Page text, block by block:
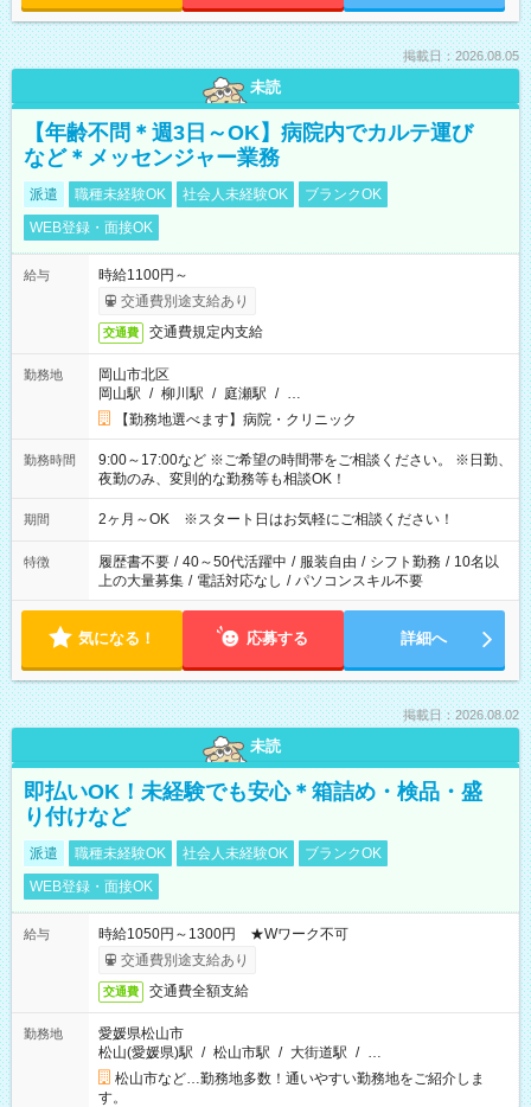
掲載日：2026.08.05
未読
【年齢不問＊週3日～OK】病院内でカルテ運び
など＊メッセンジャー業務
派遣 職種未経験OK 社会人未経験OK
ブランクOK
WEB登録・面接OK
給与
時給1100円～
交通費別途支給あり
交通費 交通費規定内支給
勤務地
岡山市北区
岡山駅 / 柳川駅 / 庭瀬駅 / …
【勤務地選べます】病院・クリニック
勤務時間
9:00～17:00など ※ご希望の時間帯をご相談ください。 ※日勤、
夜勤のみ、変則的な勤務等も相談OK！
期間 2ヶ月～OK ※スタート日はお気軽にご相談ください！
特徴 履歴書不要 / 40～50代活躍中 / 服装自由 / シフト勤務 / 10名以
上の大量募集 / 電話対応なし / パソコンスキル不要
気になる！ 応募する 詳細へ
掲載日：2026.08.02
未読
即払いOK！未経験でも安心＊箱詰め・検品・盛
り付けなど
派遣 職種未経験OK 社会人未経験OK
ブランクOK
WEB登録・面接OK
給与
時給1050円～1300円 ★Wワーク不可
交通費別途支給あり
交通費 交通費全額支給
勤務地
愛媛県松山市
松山(愛媛県)駅 / 松山市駅 / 大街道駅 / …
松山市など…勤務地多数！通いやすい勤務地をご紹介しま
す。